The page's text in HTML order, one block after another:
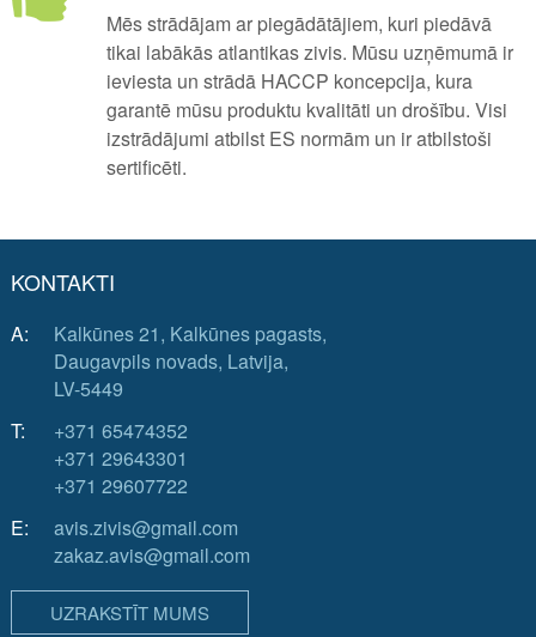
Mēs strādājam ar piegādātājiem, kuri piedāvā
tikai labākās atlantikas zivis. Mūsu uzņēmumā ir
ieviesta un strādā HACCP koncepcija, kura
garantē mūsu produktu kvalitāti un drošību. Visi
izstrādājumi atbilst ES normām un ir atbilstoši
sertificēti.
KONTAKTI
A:
Kalkūnes 21, Kalkūnes pagasts,
Daugavpils novads, Latvija,
LV-5449
T:
+371 65474352
+371 29643301
+371 29607722
E:
avis.zivis@gmail.com
zakaz.avis@gmail.com
UZRAKSTĪT MUMS